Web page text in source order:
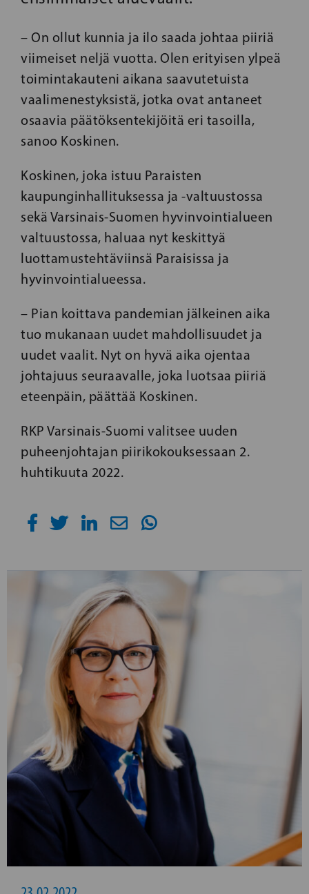
– On ollut kunnia ja ilo saada johtaa piiriä
viimeiset neljä vuotta. Olen erityisen ylpeä
toimintakauteni aikana saavutetuista
vaalimenestyksistä, jotka ovat antaneet
osaavia päätöksentekijöitä eri tasoilla,
sanoo Koskinen.
Koskinen, joka istuu Paraisten
kaupunginhallituksessa ja -valtuustossa
sekä Varsinais-Suomen hyvinvointialueen
valtuustossa, haluaa nyt keskittyä
luottamustehtäviinsä Paraisissa ja
hyvinvointialueessa.
– Pian koittava pandemian jälkeinen aika
tuo mukanaan uudet mahdollisuudet ja
uudet vaalit. Nyt on hyvä aika ojentaa
johtajuus seuraavalle, joka luotsaa piiriä
eteenpäin, päättää Koskinen.
RKP Varsinais-Suomi valitsee uuden
puheenjohtajan piirikokouksessaan 2.
huhtikuuta 2022.